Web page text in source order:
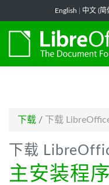
English 中文 (简
下载 / 下载
下载
主安装程序